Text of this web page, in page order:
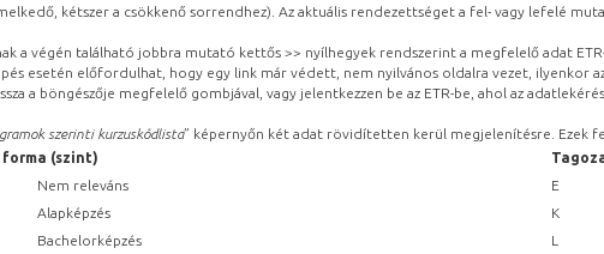
kétszer a csökkenő sorrendhez). Az aktuális rendezettséget a fel- vagy lefelé
a végén található jobbra mutató kettős >> nyílhegyek rendszerint a megfelelő adat
esetén előfordulhat, hogy egy link már védett, nem nyilvános oldalra vezet, ilyenkor
a böngészője megfelelő gombjával, vagy jelentkezzen be az ETR-be, ahol az
szerinti kurzuskódlista” képernyőn két adat rövidítetten kerül megjelenítésre. Ezek
forma (szint)
Nem releváns E
Alapképzés K
Bachelorképzés L